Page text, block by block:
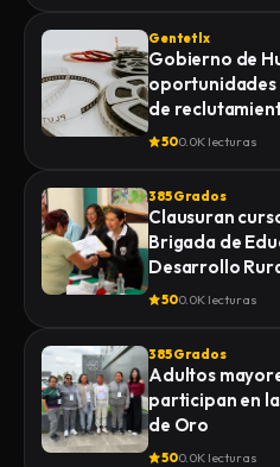
Gentetlx
Gobierno de
oportunidades
de
industrial
500.0K lecturas
385 Grados
Clausuran
Brigada de
Desarrollo
Zacualpan
500.0K lecturas
385 Grados
Adultos
participan en
de Oro
500.0K lecturas